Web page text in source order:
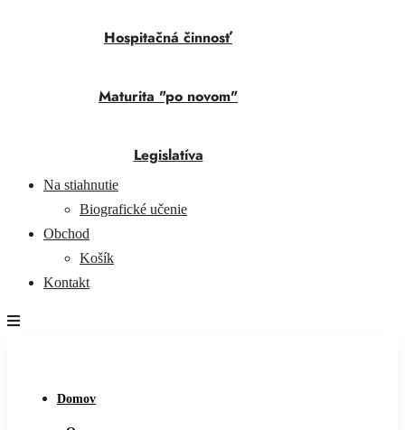
Hospitačná činnosť
Maturita "po novom"
Legislatíva
Na stiahnutie
Biografické učenie
Obchod
Košík
Kontakt
Domov